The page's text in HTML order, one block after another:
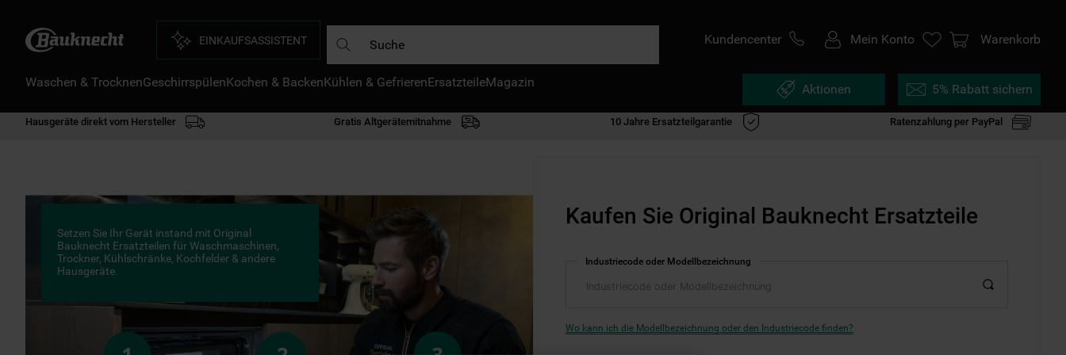
EINKAUFSASSISTENT Kundencenter Mein Konto Warenkorb
Waschen & TrocknenGeschirrspülenKochen & BackenKühlen & GefrierenErsatzteileMagazin Aktionen 5% Rabatt sichern
Hausgeräte direkt vom Hersteller Gratis Altgerätemitnahme 10 Jahre Ersatzteilgarantie Ratenzahlung per PayPal
Setzen Sie Ihr Gerät instand mit Original
Bauknecht Ersatzteilen für Waschmaschinen,
Trockner, Kühlschränke, Kochfelder & andere
Hausgeräte.
Kaufen Sie Original Bauknecht Ersatzteile
Industriecode oder Modellbezeichnung
Wo kann ich die Modellbezeichnung oder den Industriecode finden?
DIE HÄUFIGSTEN SUCHANFRAGEN
trockner
6 kühlschrank
mikrowelle
8 toplader
gefriertruhe